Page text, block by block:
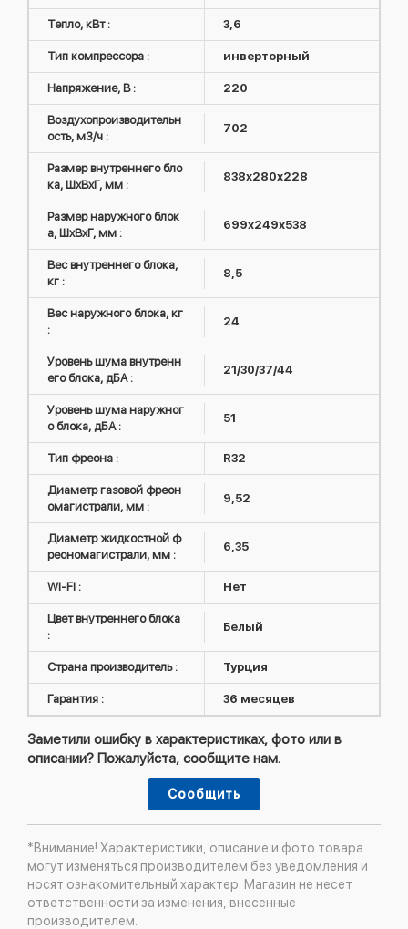
Тепло, кВт : 3,6
Тип компрессора : инверторный
Напряжение, В : 220
Воздухопроизводительн
ость, м3/ч :
702
Размер внутреннего бло
ка, ШxВxГ, мм :
838х280х228
Размер наружного блок
а, ШxВxГ, мм :
699х249х538
Вес внутреннего блока,
кг :
8,5
Вес наружного блока, кг
:
24
Уровень шума внутренн
его блока, дБА :
21/30/37/44
Уровень шума наружног
о блока, дБА :
51
Тип фреона : R32
Диаметр газовой фреон
омагистрали, мм :
9,52
Диаметр жидкостной ф
реономагистрали, мм :
6,35
WI-FI : Нет
Цвет внутреннего блока
:
Белый
Страна производитель : Турция
Гарантия : 36 месяцев
Заметили ошибку в характеристиках, фото или в
описании? Пожалуйста, сообщите нам.
Сообщить
*Внимание! Характеристики, описание и фото товара
могут изменяться производителем без уведомления и
носят ознакомительный характер. Магазин не несет
ответственности за изменения, внесенные
производителем.